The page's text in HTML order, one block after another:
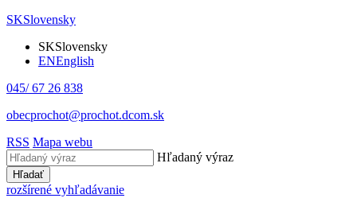
SKSlovensky
SKSlovensky
ENEnglish
045/ 67 26 838
obecprochot@prochot.dcom.sk
RSS Mapa webu
Hľadaný výraz
Hľadať
rozšírené vyhľadávanie